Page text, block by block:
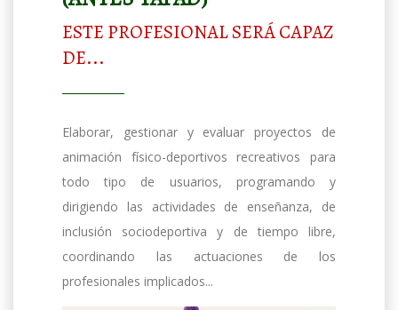
ESTE PROFESIONAL SERÁ CAPAZ
DE...
Elaborar, gestionar y evaluar proyectos de
animación físico-deportivos recreativos para
todo tipo de usuarios, programando y
dirigiendo las actividades de enseñanza, de
inclusión sociodeportiva y de tiempo libre,
coordinando las actuaciones de los
profesionales implicados...